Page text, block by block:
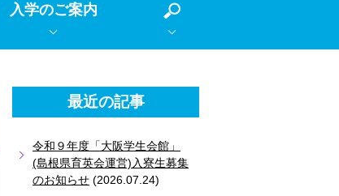
入学のご案内
最近の記事
令和９年度「大阪学生会館」
(島根県育英会運営)入寮生募集
のお知らせ (2026.07.24)